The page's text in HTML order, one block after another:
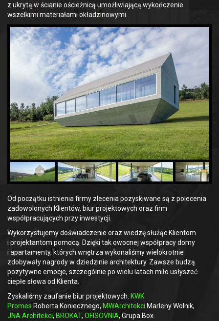
z ukrytą w ścianie ościeżnicą umożliwiającą wykończenie
wszelkimi materiałami okładzinowymi.
Od początku istnienia firmy zlecenia pozyskiwane są z polecenia
zadowolonych Klientów, biur projektowych oraz firm
współpracujących przy inwestycji.
Wykorzystujemy doświadczenie oraz wiedzę służąc Klientom
i projektantom pomocą. Dzięki tak owocnej współpracy domy
i apartamenty, których wnętrza wykonaliśmy wielokrotnie
zdobywały nagrody w dziedzinie architektury. Zawsze budzą
pozytywne emocje, szczególnie po wielu latach miło usłyszeć
ciepłe słowa od Klienta.
Zyskaliśmy zaufanie biur projektowych: KWK
Promes Roberta Koniecznego, MWArchitekci Marleny Wolnik,
JNA Architekci, BROKAT, OFISOVNIA, Grupa Box.